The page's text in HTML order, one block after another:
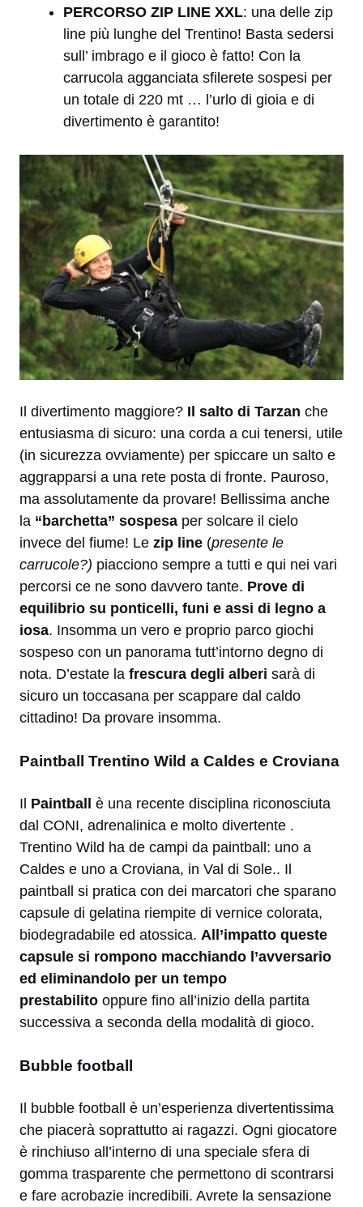
PERCORSO ZIP LINE XXL: una delle zip
line più lunghe del Trentino! Basta sedersi
sull’ imbrago e il gioco è fatto! Con la
carrucola agganciata sfilerete sospesi per
un totale di 220 mt … l’urlo di gioia e di
divertimento è garantito!
Il divertimento maggiore? Il salto di Tarzan che
entusiasma di sicuro: una corda a cui tenersi, utile
(in sicurezza ovviamente) per spiccare un salto e
aggrapparsi a una rete posta di fronte. Pauroso,
ma assolutamente da provare! Bellissima anche
la “barchetta” sospesa per solcare il cielo
invece del fiume! Le zip line (presente le
carrucole?) piacciono sempre a tutti e qui nei vari
percorsi ce ne sono davvero tante. Prove di
equilibrio su ponticelli, funi e assi di legno a
iosa. Insomma un vero e proprio parco giochi
sospeso con un panorama tutt’intorno degno di
nota. D’estate la frescura degli alberi sarà di
sicuro un toccasana per scappare dal caldo
cittadino! Da provare insomma.
Paintball Trentino Wild a Caldes e Croviana
Il Paintball è una recente disciplina riconosciuta
dal CONI, adrenalinica e molto divertente .
Trentino Wild ha de campi da paintball: uno a
Caldes e uno a Croviana, in Val di Sole.. Il
paintball si pratica con dei marcatori che sparano
capsule di gelatina riempite di vernice colorata,
biodegradabile ed atossica. All’impatto queste
capsule si rompono macchiando l’avversario
ed eliminandolo per un tempo
prestabilito oppure fino all’inizio della partita
successiva a seconda della modalità di gioco.
Bubble football
Il bubble football è un’esperienza divertentissima
che piacerà soprattutto ai ragazzi. Ogni giocatore
è rinchiuso all’interno di una speciale sfera di
gomma trasparente che permettono di scontrarsi
e fare acrobazie incredibili. Avrete la sensazione